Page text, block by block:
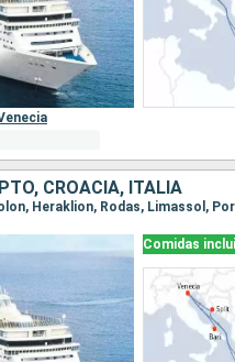
CROACIA, ITALIA
Heraklion, Rodas, Limassol,
Comidas